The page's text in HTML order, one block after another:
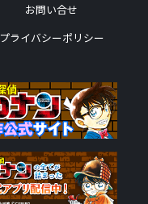
お問い合せ
プライバシーポリシー